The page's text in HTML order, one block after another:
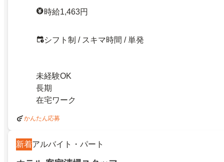
時給1,463円
シフト制 / スキマ時間 / 単発
未経験OK
長期
在宅ワーク
かんたん応募
新着アルバイト・パート